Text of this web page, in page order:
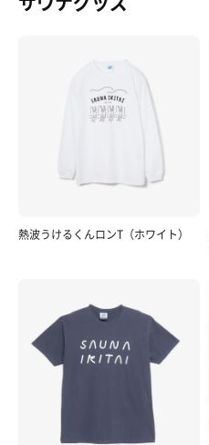
熱波うけるくんロンT（ホワイト）